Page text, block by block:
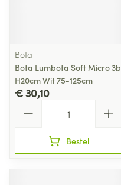
Bota
Bota Lumbota Soft Micro 3b
H20cm Wit 75-125cm
€ 30,10
Bestel